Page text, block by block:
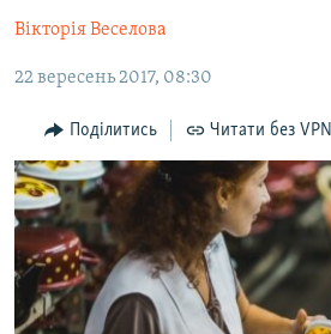
основної
навігації
Перейти
пошуку
БЛОГИ
ПОГЛЯД
ІНТЕРВ'Ю
ВСЕ ЗА ДЕНЬ
СПЕЦПРОЕКТИ
ДЕПОРТАЦІЯ
ВІДЕОУРОКИ «ELIFBE»
ЯК ОБІЙТИ БЛОКУВАННЯ
Русский
Вікторія Веселова
22 вересень 2017, 08:30
Поділитись Читати без VPN